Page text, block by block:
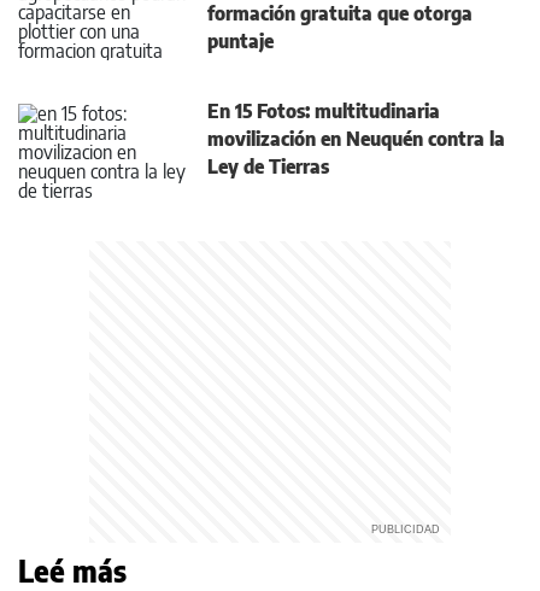
formación gratuita que otorga
puntaje
En 15 Fotos: multitudinaria
movilización en Neuquén contra la
Ley de Tierras
Leé más